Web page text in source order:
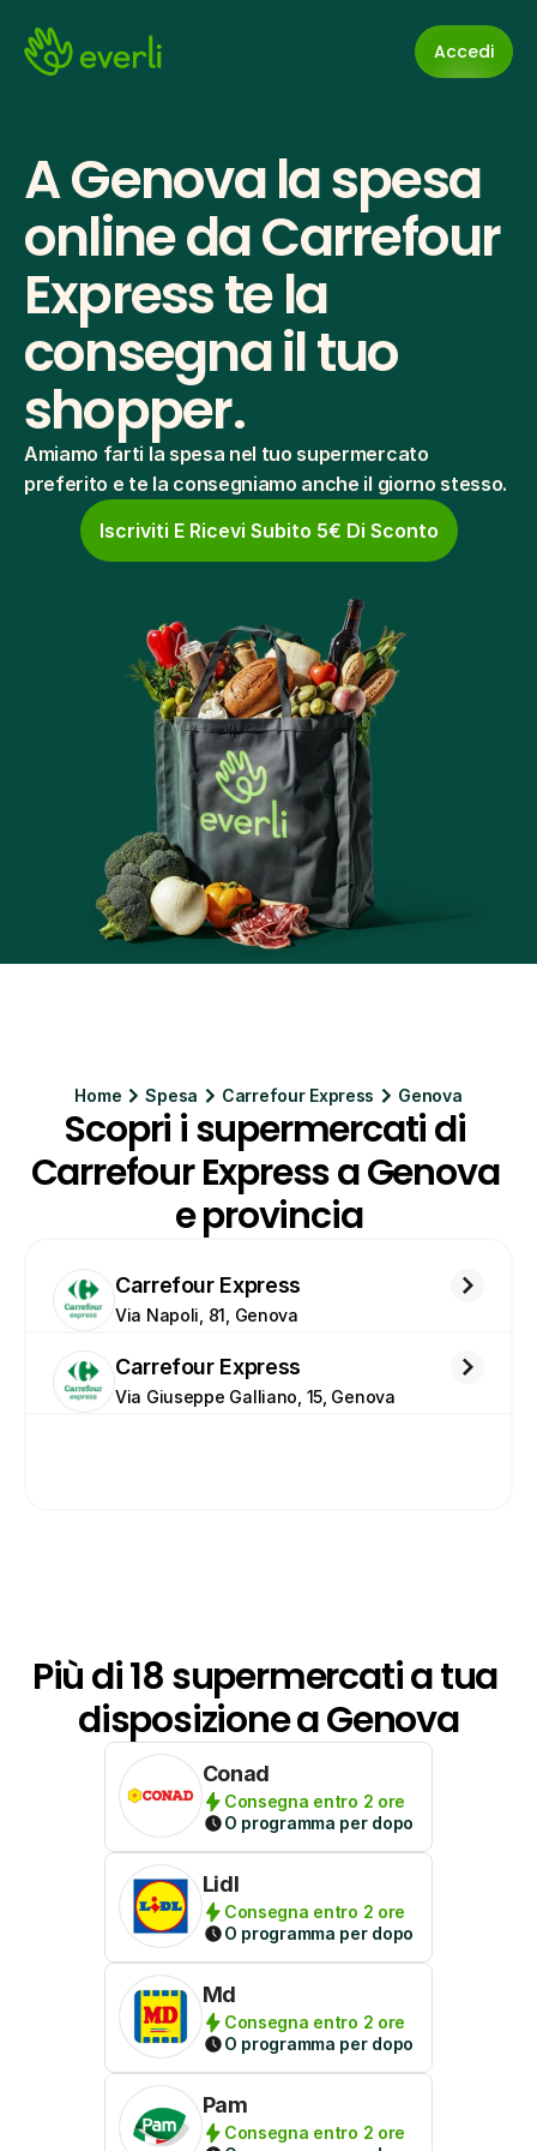
Accedi
A Genova la spesa
online da Carrefour
Express te la
consegna il tuo
shopper.
Amiamo farti la spesa nel tuo supermercato
preferito e te la consegniamo anche il giorno stesso.
Iscriviti E Ricevi Subito 5€ Di Sconto
Home Spesa Carrefour Express Genova
Scopri i supermercati di
Carrefour Express a Genova
e provincia
Carrefour Express
Via Napoli, 81, Genova
Carrefour Express
Via Giuseppe Galliano, 15, Genova
Più di 18 supermercati a tua
disposizione a Genova
Conad
Consegna entro 2 ore
O programma per dopo
Lidl
Consegna entro 2 ore
O programma per dopo
Md
Consegna entro 2 ore
O programma per dopo
Pam
Consegna entro 2 ore